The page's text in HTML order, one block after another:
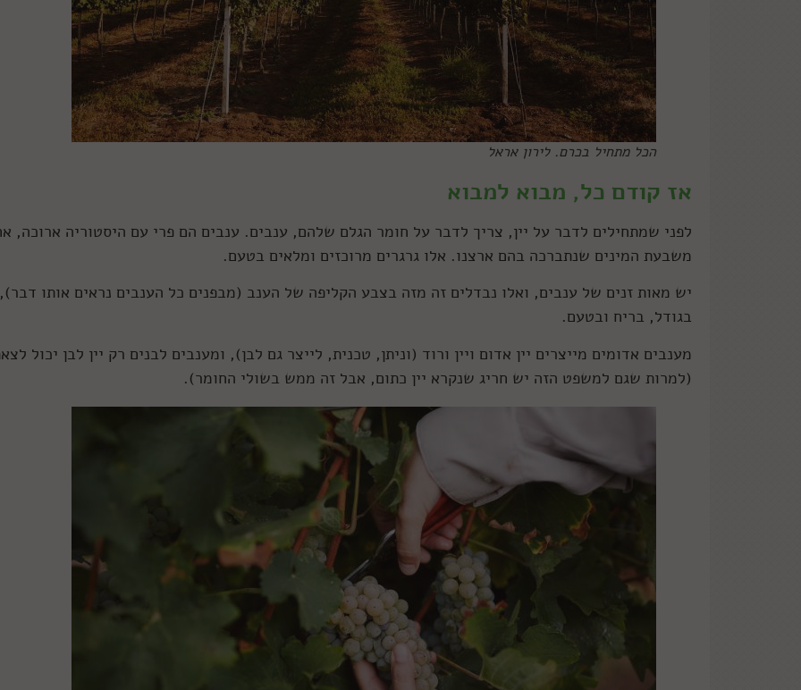
הכל מתחיל בכרם. לירון אראל
אז קודם כל, מבוא למבוא
לפני שמתחילים לדבר על יין, צריך לדבר על חומר הגלם שלהם, ענבים. ענבים הם פרי עם היסטוריה ארוכה,
משבעת המינים שנתברכה בהם ארצנו. אלו גרגרים מרוכזים ומלאים בטעם.
יש מאות זנים של ענבים, ואלו נבדלים זה מזה בצבע הקליפה של הענב (מבפנים כל הענבים נראים אותו
בגודל, בריח ובטעם.
מענבים אדומים מייצרים יין אדום ויין ורוד (וניתן, טכנית, לייצר גם לבן), ומענבים לבנים רק יין לבן יכול
(למרות שגם למשפט הזה יש חריג שנקרא יין כתום, אבל זה ממש בשולי החומר).